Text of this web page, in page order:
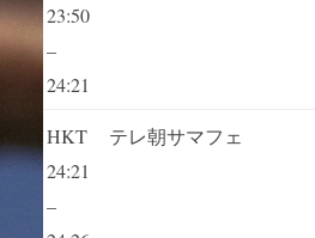
23:50
–
24:21
HKT
24:21
–
テレ朝サマフェ